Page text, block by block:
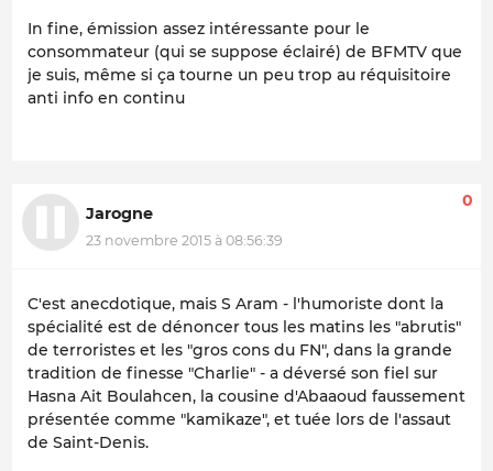
In fine, émission assez intéressante pour le
consommateur (qui se suppose éclairé) de BFMTV que
je suis, même si ça tourne un peu trop au réquisitoire
anti info en continu
Jarogne
23 novembre 2015 à 08:56:39
0
C'est anecdotique, mais S Aram - l'humoriste dont la
spécialité est de dénoncer tous les matins les "abrutis"
de terroristes et les "gros cons du FN", dans la grande
tradition de finesse "Charlie" - a déversé son fiel sur
Hasna Ait Boulahcen, la cousine d'Abaaoud faussement
présentée comme "kamikaze", et tuée lors de l'assaut
de Saint-Denis.